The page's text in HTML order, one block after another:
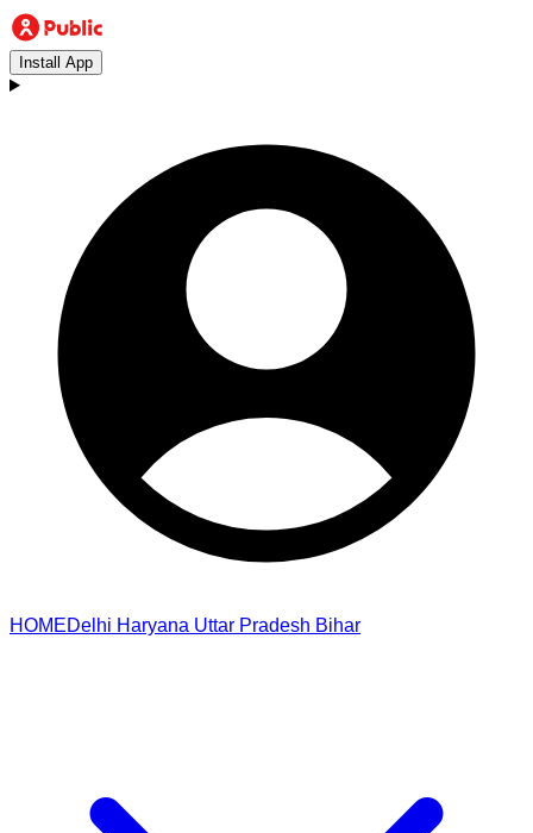
Install App
HOMEDelhi Haryana Uttar Pradesh Bihar